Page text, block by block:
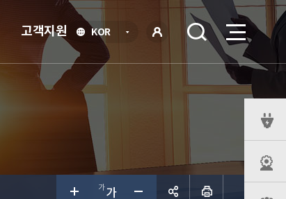
KOR언
선
그인
고객지원